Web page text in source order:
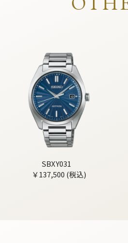
SBXY031
￥137,500 (税込)